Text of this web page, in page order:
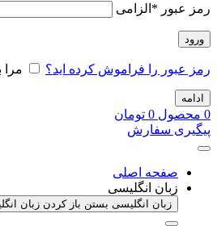
رمز عبور * الزامی
ورود
رمز عبور را فراموش کرده اید؟ مرا
ادامه
0 محصول 0 تومان
پیگیری سفارش
صفحه اصلی
زبان انگلیسی
زبان انگلیسی بستن باز کردن زبان